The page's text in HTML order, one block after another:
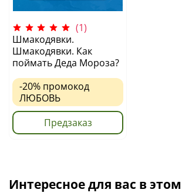
(1)
Шмакодявки.
Шмакодявки. Как
поймать Деда Мороза?
-20% промокод
ЛЮБОВЬ
Предзаказ
Интересное для вас в